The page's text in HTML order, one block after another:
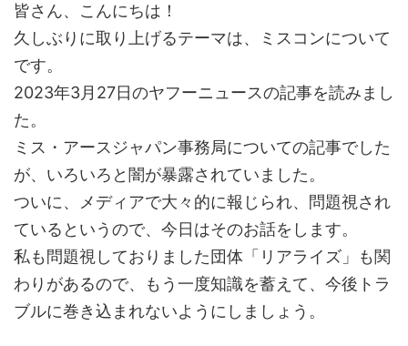
皆さん、こんにちは！
久しぶりに取り上げるテーマは、ミスコンについて
です。
2023年3月27日のヤフーニュースの記事を読みまし
た。
ミス・アースジャパン事務局についての記事でした
が、いろいろと闇が暴露されていました。
ついに、メディアで大々的に報じられ、問題視され
ているというので、今日はそのお話をします。
私も問題視しておりました団体「リアライズ」も関
わりがあるので、もう一度知識を蓄えて、今後トラ
ブルに巻き込まれないようにしましょう。